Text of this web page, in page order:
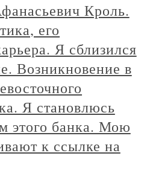
Кроль.
его
Я сблизился
Возникновение в
Я становлюсь
этого банка. Мою
к ссылке на